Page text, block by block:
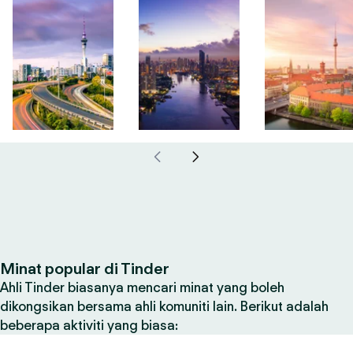
Minat popular di Tinder
Ahli Tinder biasanya mencari minat yang boleh
dikongsikan bersama ahli komuniti lain. Berikut adalah
beberapa aktiviti yang biasa: